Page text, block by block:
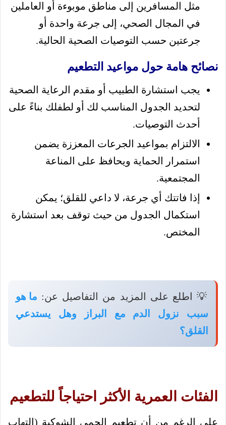
مثل المسافرين إلى مناطق موبوءة أو العاملين
في المجال الصحي، إلى جرعة واحدة أو
جرعتين حسب التوصيات الصحية الحالية.
نصائح هامة حول مواعيد التطعيم
يجب استشارة الطبيب أو مقدم الرعاية الصحية
لتحديد الجدول المناسب لك أو لطفلك بناءً على
أحدث التوصيات.
الالتزام بمواعيد الجرعات المعززة يضمن
استمرار الحماية ويحافظ على المناعة
المجتمعية.
إذا فاتتك أي جرعة، لا داعي للقلق؛ يمكن
استكمال الجدول من حيث توقف بعد استشارة
المختص.
💡 اطلع على المزيد من التفاصيل عن: ما هو
سبب نزول الدم مع البراز وهل يستدعي
القلق؟
الفئات العمرية الأكثر احتياجاً للتطعيم
على الرغم من أن تطعيم الحمى الشوكية (التهاب